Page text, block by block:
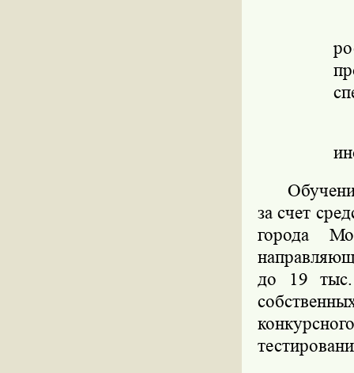
за счет
города
до 19 тыс.